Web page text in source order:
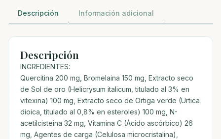
Descripción Información adicional
Descripción
INGREDIENTES:
Quercitina 200 mg, Bromelaina 150 mg, Extracto seco
de Sol de oro (Helicrysum italicum, titulado al 3% en
vitexina) 100 mg, Extracto seco de Ortiga verde (Urtica
dioica, titulado al 0,8% en esteroles) 100 mg, N-
acetilcisteina 32 mg, Vitamina C (Ácido ascórbico) 26
mg, Agentes de carga (Celulosa microcristalina),